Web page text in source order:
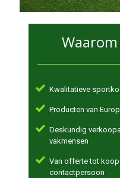
Kwalitatieve
Producten van
Deskundig
vakmensen
Van offerte tot
contactpersoon